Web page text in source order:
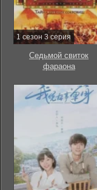
1 сезон 3 серия
Седьмой свиток
фараона